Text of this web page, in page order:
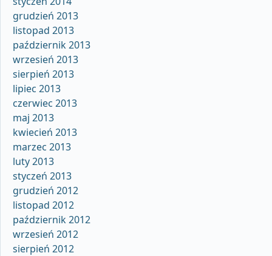
grudzień 2013
listopad 2013
październik 2013
wrzesień 2013
sierpień 2013
lipiec 2013
czerwiec 2013
maj 2013
kwiecień 2013
marzec 2013
luty 2013
styczeń 2013
grudzień 2012
listopad 2012
październik 2012
wrzesień 2012
sierpień 2012